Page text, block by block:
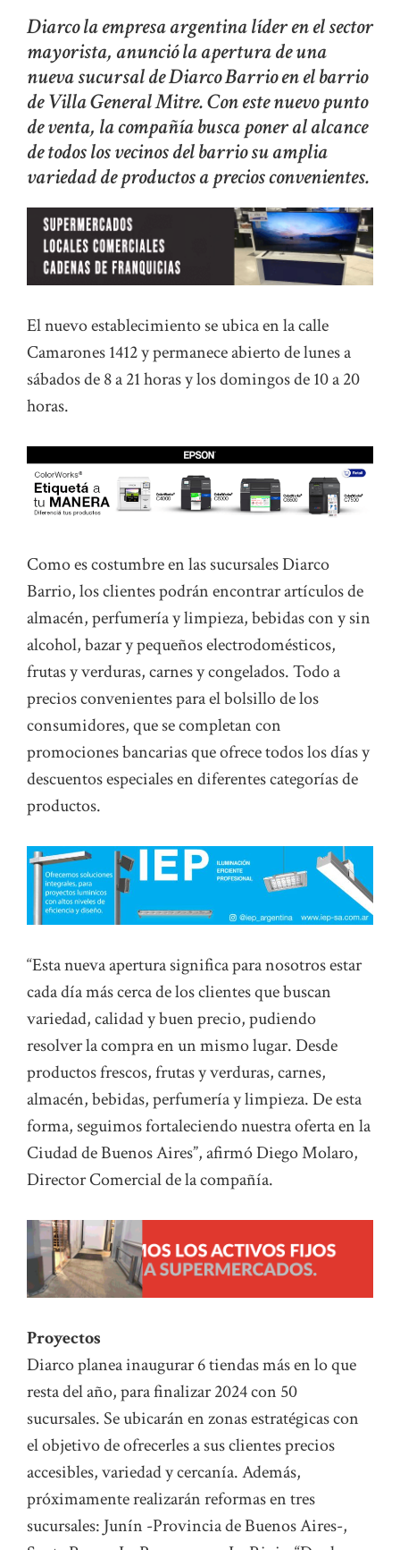
Diarco la empresa argentina líder en el sector
mayorista, anunció la apertura de una
nueva sucursal de Diarco Barrio en el barrio
de Villa General Mitre. Con este nuevo punto
de venta, la compañía busca poner al alcance
de todos los vecinos del barrio su amplia
variedad de productos a precios convenientes.
El nuevo establecimiento se ubica en la calle
Camarones 1412 y permanece abierto de lunes a
sábados de 8 a 21 horas y los domingos de 10 a 20
horas.
Como es costumbre en las sucursales Diarco
Barrio, los clientes podrán encontrar artículos de
almacén, perfumería y limpieza, bebidas con y sin
alcohol, bazar y pequeños electrodomésticos,
frutas y verduras, carnes y congelados. Todo a
precios convenientes para el bolsillo de los
consumidores, que se completan con
promociones bancarias que ofrece todos los días y
descuentos especiales en diferentes categorías de
productos.
“Esta nueva apertura significa para nosotros estar
cada día más cerca de los clientes que buscan
variedad, calidad y buen precio, pudiendo
resolver la compra en un mismo lugar. Desde
productos frescos, frutas y verduras, carnes,
almacén, bebidas, perfumería y limpieza. De esta
forma, seguimos fortaleciendo nuestra oferta en la
Ciudad de Buenos Aires”, afirmó Diego Molaro,
Director Comercial de la compañía.
Proyectos
Diarco planea inaugurar 6 tiendas más en lo que
resta del año, para finalizar 2024 con 50
sucursales. Se ubicarán en zonas estratégicas con
el objetivo de ofrecerles a sus clientes precios
accesibles, variedad y cercanía. Además,
próximamente realizarán reformas en tres
sucursales: Junín -Provincia de Buenos Aires-,